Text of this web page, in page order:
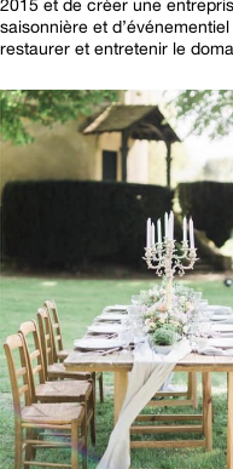
2015 et de créer une
saisonnière et
restaurer et entretenir le